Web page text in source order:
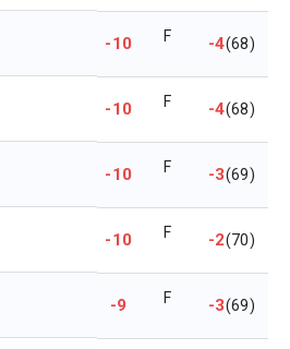
-10 F -4(68)
-10 F -4(68)
-10 F -3(69)
-10 F -2(70)
-9 F -3(69)